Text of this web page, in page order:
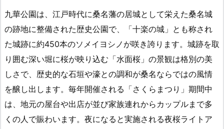
九華公園は、江戸時代に桑名藩の居城として栄えた桑名城
の跡地に整備された歴史公園で、「十楽の城」とも称され
た城跡に約450本のソメイヨシノが咲き誇ります。城跡を取
り囲む深い堀に桜が映り込む「水面桜」の景観は格別の美
しさで、歴史的な石垣や濠との調和が桑名ならではの風情
を醸し出します。毎年開催される「さくらまつり」期間中
は、地元の屋台や出店が並び家族連れからカップルまで多
くの人で賑わいます。夜になると実施される夜桜ライトア